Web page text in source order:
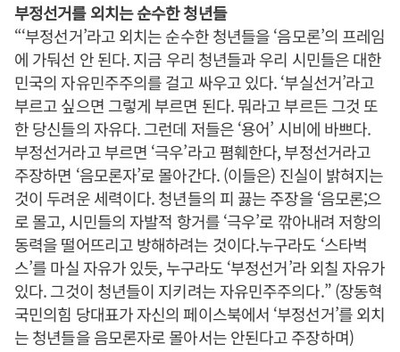
부정선거를 외치는 순수한 청년들
“‘부정선거’라고 외치는 순수한 청년들을 ‘음모론’의 프레임
에 가둬선 안 된다. 지금 우리 청년들과 우리 시민들은 대한
민국의 자유민주주의를 걸고 싸우고 있다. ‘부실선거’라고
부르고 싶으면 그렇게 부르면 된다. 뭐라고 부르든 그것 또
한 당신들의 자유다. 그런데 저들은 ‘용어’ 시비에 바쁘다.
부정선거라고 부르면 ‘극우’라고 폄훼한다, 부정선거라고
주장하면 ‘음모론자’로 몰아간다. (이들은) 진실이 밝혀지는
것이 두려운 세력이다. 청년들의 피 끓는 주장을 ‘음모론;으
로 몰고, 시민들의 자발적 항거를 ‘극우’로 깎아내려 저항의
동력을 떨어뜨리고 방해하려는 것이다.누구라도 ‘스타벅
스’를 마실 자유가 있듯, 누구라도 ‘부정선거’라 외칠 자유가
있다. 그것이 청년들이 지키려는 자유민주주의다.” (장동혁
국민의힘 당대표가 자신의 페이스북에서 ‘부정선거’를 외치
는 청년들을 음모론자로 몰아서는 안된다고 주장하며)